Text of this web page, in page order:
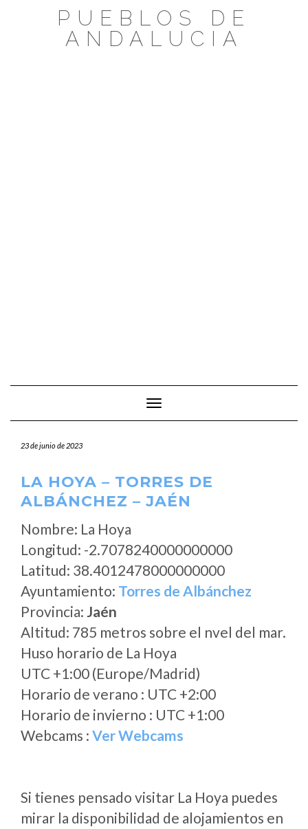
PUEBLOS DE
ANDALUCIA
Cambiar modo de navegación
23 de junio de 2023
LA HOYA – TORRES DE
ALBÁNCHEZ – JAÉN
Nombre: La Hoya
Longitud: -2.7078240000000000
Latitud: 38.4012478000000000
Ayuntamiento: Torres de Albánchez
Provincia: Jaén
Altitud: 785 metros sobre el nvel del mar.
Huso horario de La Hoya
UTC +1:00 (Europe/Madrid)
Horario de verano : UTC +2:00
Horario de invierno : UTC +1:00
Webcams : Ver Webcams
Si tienes pensado visitar La Hoya puedes
mirar la disponibilidad de alojamientos en